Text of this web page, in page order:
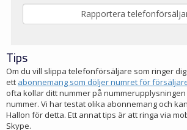
Tips
Om du vill slippa telefonförsäljare som ringer
ett abonnemang som döljer numret för
ofta kollar ditt nummer på
nummer. Vi har testat olika abonnemang och
Hallon för detta. Ett annat tips är att ringa via
Skype.